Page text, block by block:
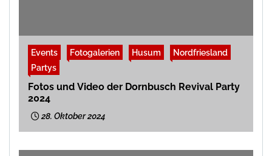
Events Fotogalerien Husum
Nordfriesland
Partys
Fotos und Video der Dornbusch Revival Party
2024
28. Oktober 2024